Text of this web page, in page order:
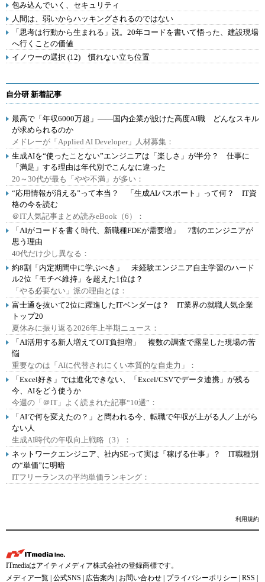
包み込んでいく、セキュリティ
人間は、弱いからハッキングされるのではない
「思考は行動から生まれる」説。20年コードを書いて悟った、建設現場
へ行くことの価値
イノウーの選択 (12) 慣れない立ち位置
自分研 新着記事
最高で「年収6000万超」――国内企業が設けた高度AI職 どんなスキル
が求められるのか
メドレーが「Applied AI Developer」人材募集：
生成AIを“使ったことない”エンジニアは「楽しさ」が半分？ 仕事に
「満足」する理由は年代別でこんなに違った
20～30代が最も「やや不満」が多い：
“応用情報が消える”って本当？ 「生成AIパスポート」って何？ IT資
格の今を読む
＠IT人気記事まとめ読みeBook（6）：
「AIがコードを書く時代、新職種FDEが需要増」 7割のエンジニアが
思う理由
40代だけ少し異なる：
約8割「内定期間中に学ぶべき」 未経験エンジニア自主学習のハード
ル2位「モチベ維持」を超えた1位は？
「やる必要ない」派の理由とは：
富士通を抜いて2位に躍進したITベンダーは？ IT業界の就職人気企業
トップ20
夏休みに振り返る2026年上半期ニュース：
「AI活用する新人増えてOJT負担増」 複数の調査で露呈した現場の苦
悩
重要なのは「AIに代替されにくい本質的な自走力」：
「Excel好き」では進化できない、「Excel/CSVでデータ連携」が残る
今、AIをどう使うか
今週の「＠IT」よく読まれた記事“10選”：
「AIで何を変えたの？」と問われる今、転職で年収が上がる人／上がら
ない人
生成AI時代の年収向上戦略（3）：
ネットワークエンジニア、社内SEって実は「稼げる仕事」？ IT職種別
の“単価”に明暗
ITフリーランスの平均単価ランキング：
利用規約
ITmediaはアイティメディア株式会社の登録商標です。
メディア一覧 公式SNS 広告案内 お問い合わせ プライバシーポリシー RSS